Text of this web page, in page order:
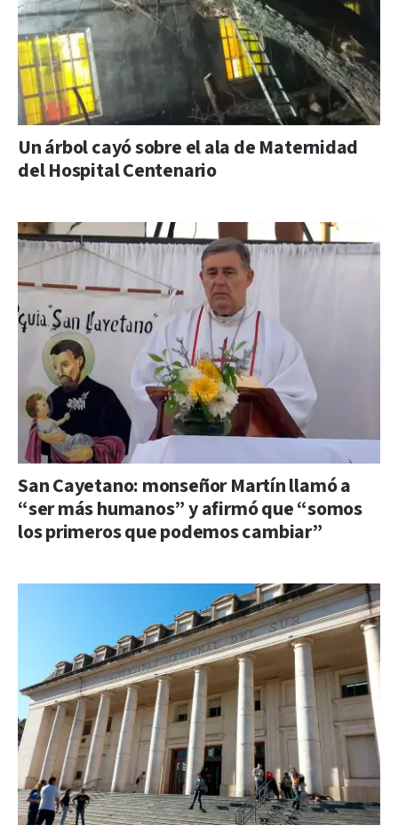
Un árbol cayó sobre el ala de Maternidad
del Hospital Centenario
San Cayetano: monseñor Martín llamó a
“ser más humanos” y afirmó que “somos
los primeros que podemos cambiar”